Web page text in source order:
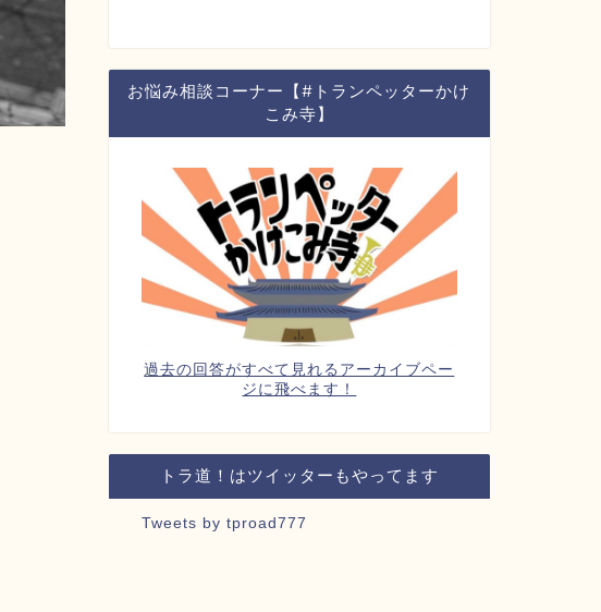
お悩み相談コーナー【#トランペッターかけ
こみ寺】
過去の回答がすべて見れるアーカイブペー
ジに飛べます！
トラ道！はツイッターもやってます
Tweets by tproad777